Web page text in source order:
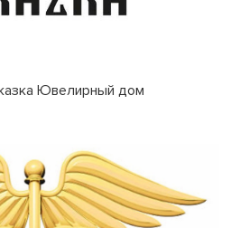
Ювелирный дом